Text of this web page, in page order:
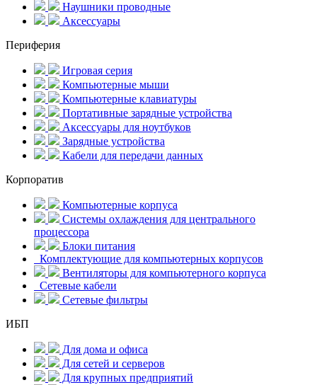
Наушники проводные
Аксессуары
Периферия
Игровая серия
Компьютерные мыши
Компьютерные клавиатуры
Портативные зарядные устройства
Аксессуары для ноутбуков
Зарядные устройства
Кабели для передачи данных
Корпоратив
Компьютерные корпуса
Системы охлаждения для центрального
процессора
Блоки питания
Комплектующие для компьютерных корпусов
Вентиляторы для компьютерного корпуса
Сетевые кабели
Сетевые фильтры
ИБП
Для дома и офиса
Для сетей и серверов
Для крупных предприятий